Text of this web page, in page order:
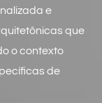
e
que
o contexto
de